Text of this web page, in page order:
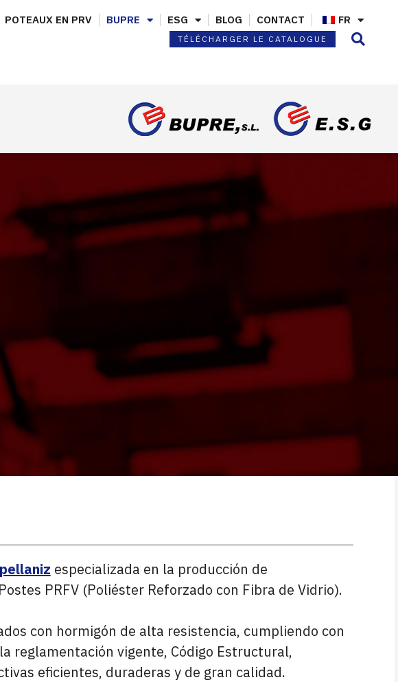
POTEAUX EN PRV BUPRE ESG BLOG CONTACT FR
TÉLÉCHARGER LE CATALOGUE
especializada en la producción de
PRFV (Poliéster Reforzado con Fibra de Vidrio).
con hormigón de alta resistencia, cumpliendo con
reglamentación vigente, Código Estructural,
eficientes, duraderas y de gran calidad.